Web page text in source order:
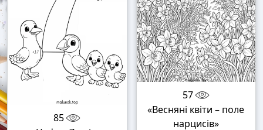
85
57
«Весняні квіти – поле
нарцисів»